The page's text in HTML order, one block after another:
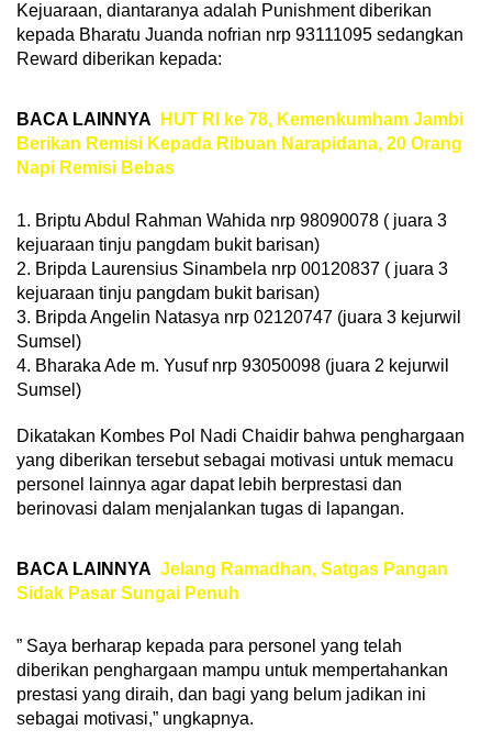
Kejuaraan, diantaranya adalah Punishment diberikan
kepada Bharatu Juanda nofrian nrp 93111095 sedangkan
Reward diberikan kepada:
BACA LAINNYA
HUT RI ke 78, Kemenkumham Jambi
Berikan Remisi Kepada Ribuan Narapidana, 20 Orang
Napi Remisi Bebas
1. Briptu Abdul Rahman Wahida nrp 98090078 ( juara 3
kejuaraan tinju pangdam bukit barisan)
2. Bripda Laurensius Sinambela nrp 00120837 ( juara 3
kejuaraan tinju pangdam bukit barisan)
3. Bripda Angelin Natasya nrp 02120747 (juara 3 kejurwil
Sumsel)
4. Bharaka Ade m. Yusuf nrp 93050098 (juara 2 kejurwil
Sumsel)
Dikatakan Kombes Pol Nadi Chaidir bahwa penghargaan
yang diberikan tersebut sebagai motivasi untuk memacu
personel lainnya agar dapat lebih berprestasi dan
berinovasi dalam menjalankan tugas di lapangan.
BACA LAINNYA Jelang Ramadhan, Satgas Pangan
Sidak Pasar Sungai Penuh
” Saya berharap kepada para personel yang telah
diberikan penghargaan mampu untuk mempertahankan
prestasi yang diraih, dan bagi yang belum jadikan ini
sebagai motivasi,” ungkapnya.